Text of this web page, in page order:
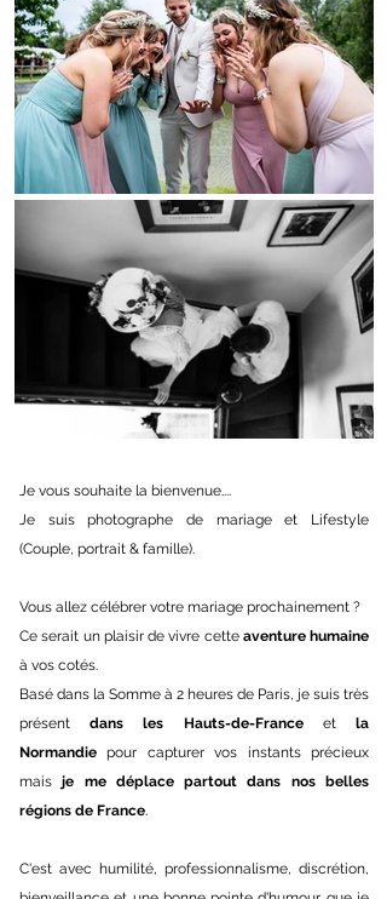
Je vous souhaite la bienvenue....
Je suis photographe de mariage et Lifestyle
(Couple, portrait & famille).
Vous allez célébrer votre mariage prochainement ?
Ce serait un plaisir de vivre cette aventure humaine
à vos cotés.
Basé dans la Somme à 2 heures de Paris, je suis très
présentdans les Hauts-de-France etla
Normandie pour capturer vos instants précieux
maisje me déplace partout dans nos belles
régions de France
C'est avec humilité, professionnalisme, discrétion,